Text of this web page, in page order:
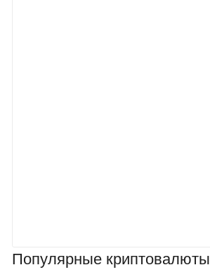
Популярные криптовалюты